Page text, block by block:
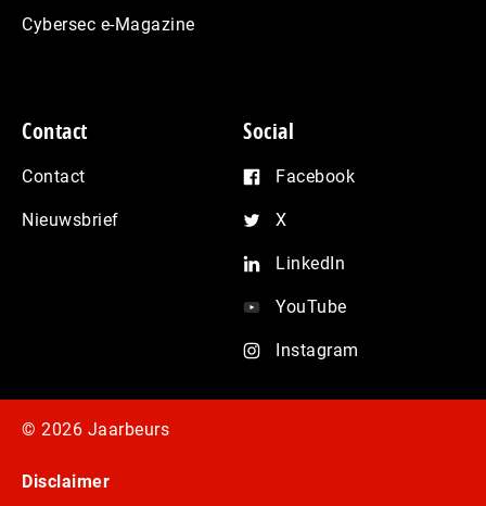
Cybersec e-Magazine
Contact
Contact
Nieuwsbrief
Social
Facebook
X
LinkedIn
YouTube
Instagram
© 2026 Jaarbeurs
Disclaimer